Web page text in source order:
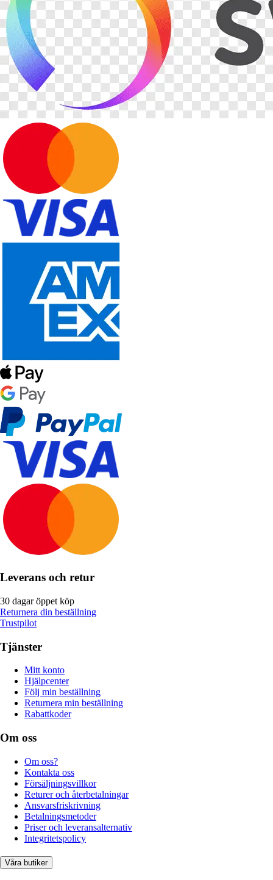
Leverans och retur
30 dagar öppet köp
Returnera din beställning
Trustpilot
Tjänster
Mitt konto
Hjälpcenter
Följ min beställning
Returnera min beställning
Rabattkoder
Om oss
Om oss?
Kontakta oss
Försäljningsvillkor
Returer och återbetalningar
Ansvarsfriskrivning
Betalningsmetoder
Priser och leveransalternativ
Integritetspolicy
Våra butiker